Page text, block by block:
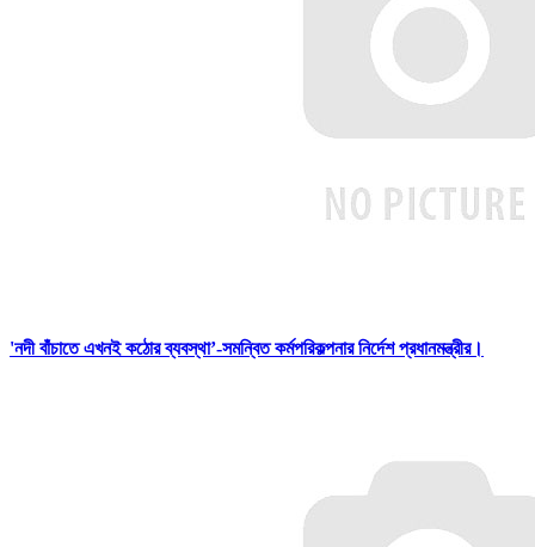
'নদী বাঁচাতে এখনই কঠোর ব্যবস্থা’-সমন্বিত কর্মপরিকল্পনার নির্দেশ প্রধানমন্ত্রীর।